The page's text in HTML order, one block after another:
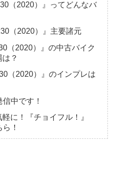
（2020）』ってどんなバ
（2020）』主要諸元
（2020）』の中古バイク
？
（2020）』のインプレは
中です！
に！『チョイフル！』
！